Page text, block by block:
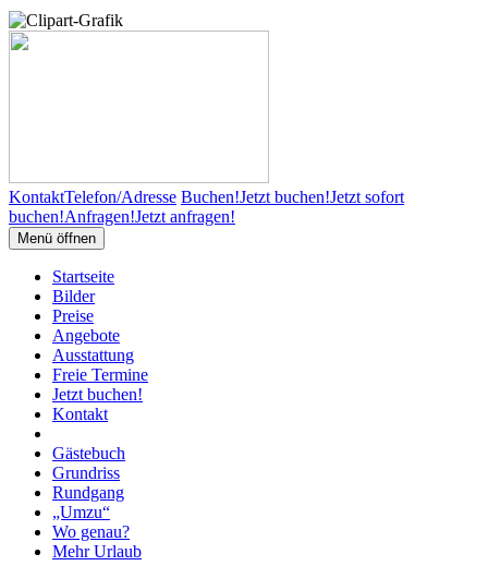
KontaktTelefon/Adresse Buchen!Jetzt buchen!Jetzt sofort
buchen!Anfragen!Jetzt anfragen!
Menü öffnen
Startseite
Bilder
Preise
Angebote
Ausstattung
Freie Termine
Jetzt buchen!
Kontakt
Gästebuch
Grundriss
Rundgang
„Umzu“
Wo genau?
Mehr Urlaub